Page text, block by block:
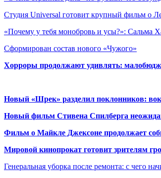
Студия Universal готовит крупный фильм о
«Почему у тебя монобровь и усы?»: Сальма
Сформирован состав нового «Чужого»
Хорроры продолжают удивлять:
Новый «Шрек» разделил поклонников:
Новый фильм Стивена Спилберга
Фильм о Майкле Джексоне продолжает
Мировой кинопрокат готовит зрителям
Генеральная уборка после ремонта: с чего